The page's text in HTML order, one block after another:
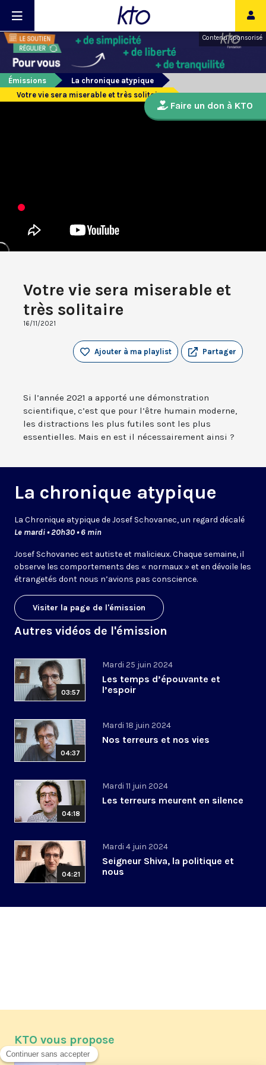
Contenu sponsorisé
Émissions
La chronique atypique
Votre vie sera miserable et très solitaire
Votre vie sera miserable et
très solitaire
16/11/2021
Partager
Ajouter à ma playlist
Si l’année 2021 a apporté une démonstration
scientifique, c’est que pour l’être humain moderne,
les distractions les plus futiles sont les plus
essentielles. Mais en est il nécessairement ainsi ?
La chronique atypique
La Chronique atypique de Josef Schovanec, un regard décalé
Le mardi • 20h30 • 6 min
Josef Schovanec est autiste et malicieux. Chaque semaine, il
observe les comportements des « normaux » et en dévoile les
étrangetés dont nous n’avions pas conscience.
Visiter la page de l'émission
Autres vidéos de l'émission
03:57
Mardi 25 juin 2024
Les temps d’épouvante et
l’espoir
04:37
Mardi 18 juin 2024
Nos terreurs et nos vies
04:18
Mardi 11 juin 2024
Les terreurs meurent en silence
04:21
Mardi 4 juin 2024
Seigneur Shiva, la politique et
nous
Faire un don à KTO
KTO vous propose